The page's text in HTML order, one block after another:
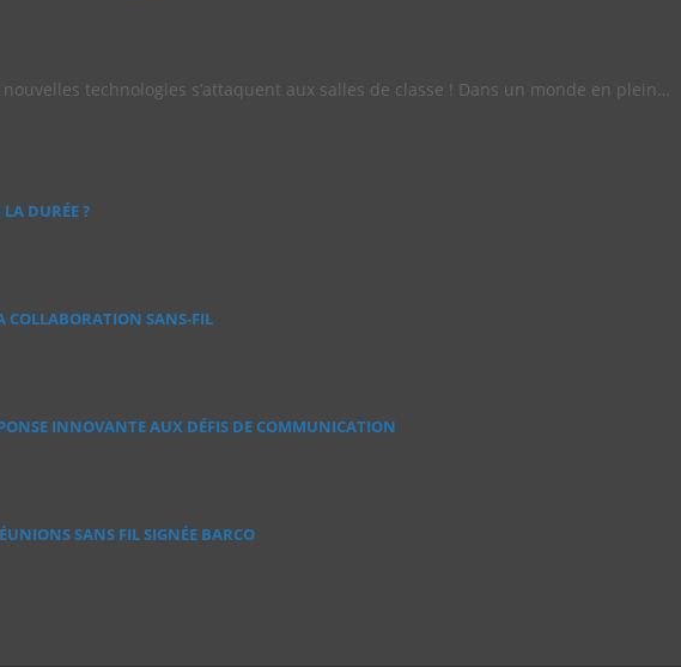
technologies s’attaquent aux salles de classe ! Dans un monde en plein…
LA DURÉE ?
COLLABORATION SANS‑FIL
INNOVANTE AUX DÉFIS DE COMMUNICATION
SANS FIL SIGNÉE BARCO